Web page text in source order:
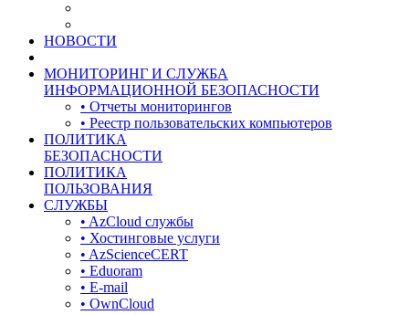
НОВОСТИ
МОНИТОРИНГ И СЛУЖБА
ИНФОРМАЦИОННОЙ БЕЗОПАСНОСТИ
• Отчеты мониторингов
• Реестр пользовательских компьютеров
ПОЛИТИКА
БЕЗОПАСНОСТИ
ПОЛИТИКА
ПОЛЬЗОВАНИЯ
СЛУЖБЫ
• AzCloud службы
• Хостинговые услуги
• AzScienceCERT
• Eduoram
• E-mail
• OwnCloud